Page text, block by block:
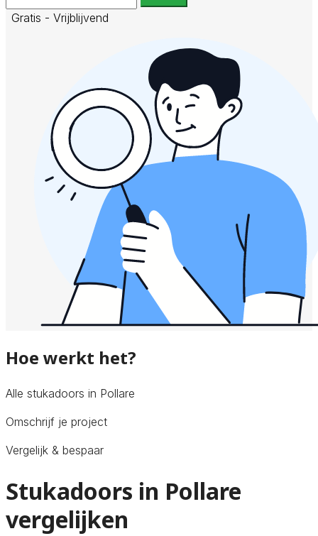
Gratis - Vrijblijvend
Hoe werkt het?
Alle stukadoors in Pollare
Omschrijf je project
Vergelijk & bespaar
Stukadoors in Pollare
vergelijken